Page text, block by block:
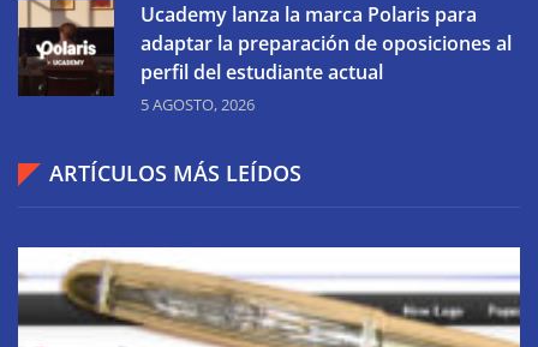
Ucademy lanza la marca Polaris para
adaptar la preparación de oposiciones al
perfil del estudiante actual
5 AGOSTO, 2026
ARTÍCULOS MÁS LEÍDOS